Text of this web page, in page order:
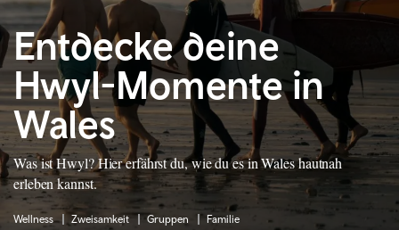
Entdecke deine
Hwyl-Momente in
Wales
Was ist Hwyl? Hier erfährst du, wie du es in Wales hautnah
erleben kannst.
Wellness Zweisamkeit Gruppen Familie